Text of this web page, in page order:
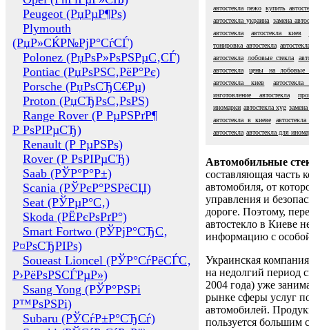
Peugeot (РџРµР¶Рѕ)
Plymouth
(РџР»СЌР№РјР°СѓСЃ)
Polonez (РџРѕР»РѕРЅРµС‚СЃ)
Pontiac (РџРѕРЅС‚РёР°Рє)
Porsche (РџРѕСЂС€Рµ)
Proton (РџСЂРѕС‚РѕРЅ)
Range Rover (Р РµРЅРґР¶
Р РѕРІРµСЂ)
Renault (Р РµРЅРѕ)
Rover (Р РѕРІРµСЂ)
Saab (РЎР°Р°Р±)
Scania (РЎРєР°РЅРёСЏ)
Seat (РЎРµР°С‚)
Skoda (РЁРєРѕРґР°)
Smart Fortwo (РЎРјР°СЂС‚
Р¤РѕСЂРІРѕ)
Soueast Lioncel (РЎР°СѓРёСЃС‚
Р›РёРѕРЅСЃРµР»)
Ssang Yong (РЎР°РЅРі
Р™РѕРЅРі)
Subaru (РЎСѓР±Р°СЂСѓ)
автостекла пежо купить
автостекла украина замена
автостекла
автостекла киев
тонировка автостекла
автостекла
лобовые стекла
автостекла
цены на лобовые
автостекла киев
изготовление автостекла
иномарки автостекла xyg
автостекла в киеве
автостекла
автостекла автостекла для
Автомобильные
составляющая часть
автомобиля, от
управления и
дороге. Поэтому,
автостекло в Киеве
информацию с
Украинская
на недолгий период
2004 года) уже
рынке сферы услуг
автомобилей.
пользуется большим